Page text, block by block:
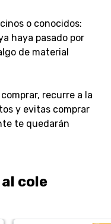
o conocidos:
haya pasado por
de material
recurre a la
y evitas comprar
te quedarán
cole